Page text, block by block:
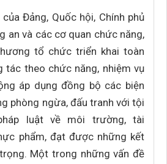
Đảng, Quốc hội, Chính phủ
an và các cơ quan chức năng,
tổ chức triển khai toàn
tác theo chức năng, nhiệm vụ
áp dụng đồng bộ các biện
phòng ngừa, đấu tranh với tội
luật về môi trường, tài
phẩm, đạt được những kết
Một trong những vấn đề